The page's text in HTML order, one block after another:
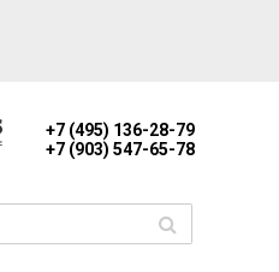
+7 (495) 136-28-79
+7 (903) 547-65-78